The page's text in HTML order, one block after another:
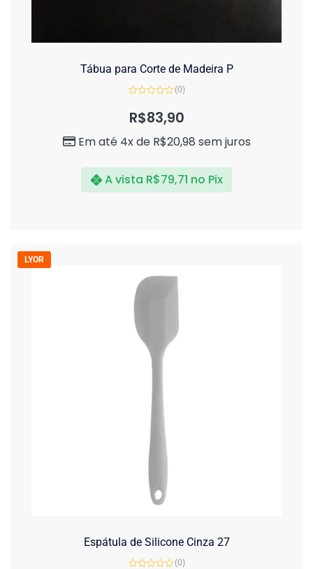
Tábua para Corte de Madeira P
de
(0)
R$83,90
Em até 4x de R$20,98 sem juros
A vista R$79,71 no Pix
LYOR
Espátula de Silicone Cinza 27
(0)